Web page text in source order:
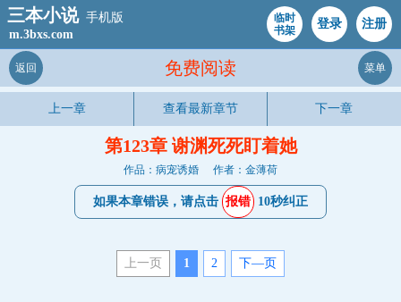
三本小说 手机版
m.3bxs.com
临时
书架
登录 注册
免费阅读
返回 菜单
上一章 查看最新章节 下一章
第123章 谢渊死死盯着她
作品：病宠诱婚 作者：金薄荷
如果本章错误，请点击 报错 10秒纠正
上一页 1 2 下—页